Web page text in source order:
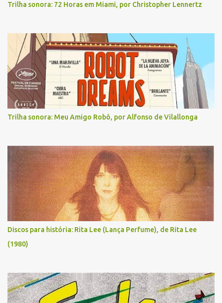
Trilha sonora: 72 Horas em Miami, por Christopher Lennertz
Trilha sonora: Meu Amigo Robô, por Alfonso de Vilallonga
Discos para história: Rita Lee (Lança Perfume), de Rita Lee
(1980)